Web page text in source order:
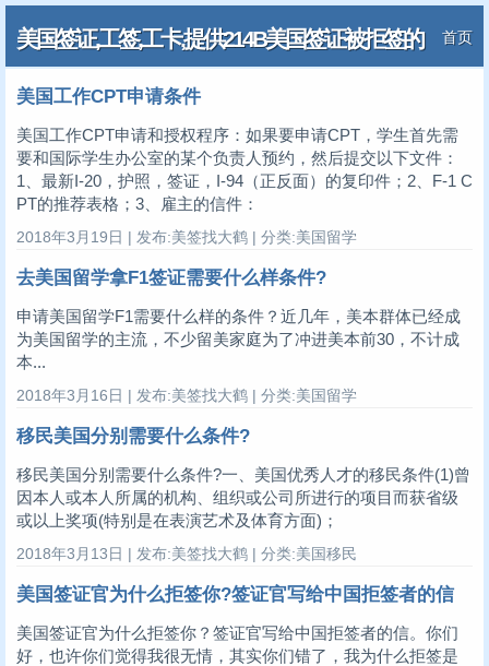
美国签证,工签,工卡,提供214B美国签证被拒签的
解决方案
首页
美国工作CPT申请条件
美国工作CPT申请和授权程序：如果要申请CPT，学生首先需
要和国际学生办公室的某个负责人预约，然后提交以下文件：
1、最新I-20，护照，签证，I-94（正反面）的复印件；2、F-1 C
PT的推荐表格；3、雇主的信件：
2018年3月19日 | 发布:美签找大鹤 | 分类:美国留学
去美国留学拿F1签证需要什么样条件?
申请美国留学F1需要什么样的条件？近几年，美本群体已经成
为美国留学的主流，不少留美家庭为了冲进美本前30，不计成
本...
2018年3月16日 | 发布:美签找大鹤 | 分类:美国留学
移民美国分别需要什么条件?
移民美国分别需要什么条件?一、美国优秀人才的移民条件(1)曾
因本人或本人所属的机构、组织或公司所进行的项目而获省级
或以上奖项(特别是在表演艺术及体育方面)；
2018年3月13日 | 发布:美签找大鹤 | 分类:美国移民
美国签证官为什么拒签你?签证官写给中国拒签者的信
美国签证官为什么拒签你？签证官写给中国拒签者的信。你们
好，也许你们觉得我很无情，其实你们错了，我为什么拒签是